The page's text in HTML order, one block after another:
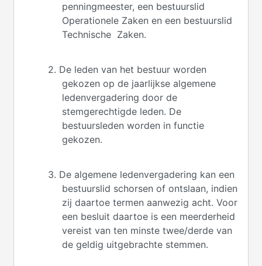
penningmeester, een bestuurslid
Operationele Zaken en een bestuurslid
Technische Zaken.
2. De leden van het bestuur worden
gekozen op de jaarlijkse algemene
ledenvergadering door de
stemgerechtigde leden. De
bestuursleden worden in functie
gekozen.
3. De algemene ledenvergadering kan een
bestuurslid schorsen of ontslaan, indien
zij daartoe termen aanwezig acht. Voor
een besluit daartoe is een meerderheid
vereist van ten minste twee/derde van
de geldig uitgebrachte stemmen.